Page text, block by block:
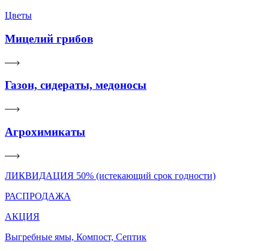
Цветы
Мицелий грибов
Газон, сидераты, медоносы
Агрохимикаты
ЛИКВИДАЦИЯ 50% (истекающий срок годности)
РАСПРОДАЖА
АКЦИЯ
Выгребные ямы, Компост, Септик